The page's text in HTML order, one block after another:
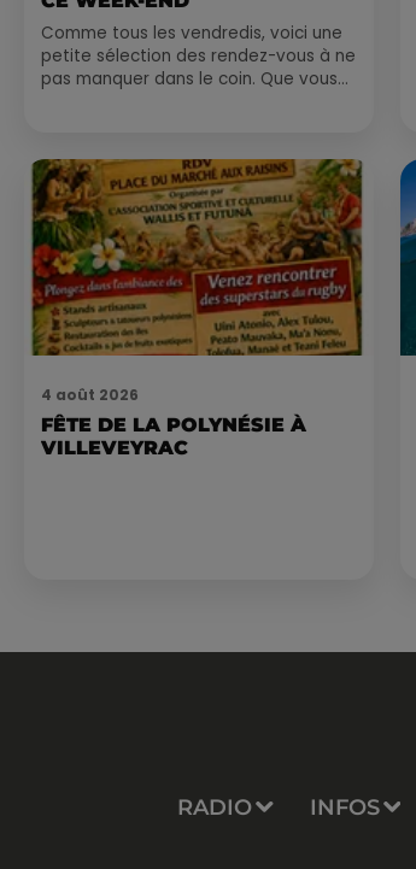
Comme tous les vendredis, voici une
petite sélection des rendez-vous à ne
pas manquer dans le coin. Que vous
4 août 2026
FÊTE DE LA POLYNÉSIE À
VILLEVEYRAC
RADIO INFOS